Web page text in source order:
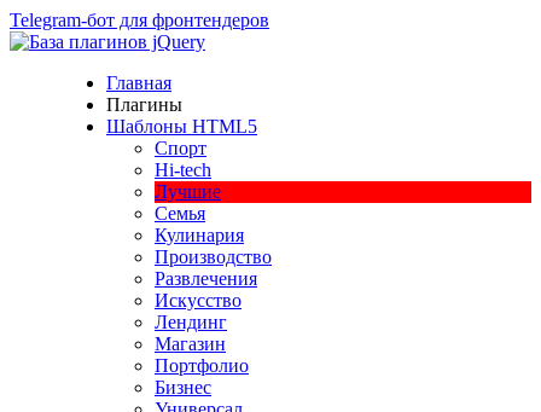
Telegram-бот для фронтендеров
Главная
Плагины
Шаблоны HTML5
Спорт
Hi-tech
Лучшие
Семья
Кулинария
Производство
Развлечения
Искусство
Лендинг
Магазин
Портфолио
Бизнес